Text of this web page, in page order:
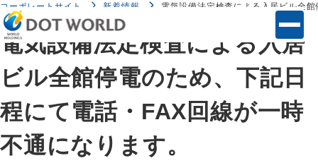
コーポレートサイト 新着情報 電気設備法定検査による入居ビル全
電気設備法定検査による入居
ビル全館停電のため、下記日
程にて電話・FAX回線が一時
不通になります。